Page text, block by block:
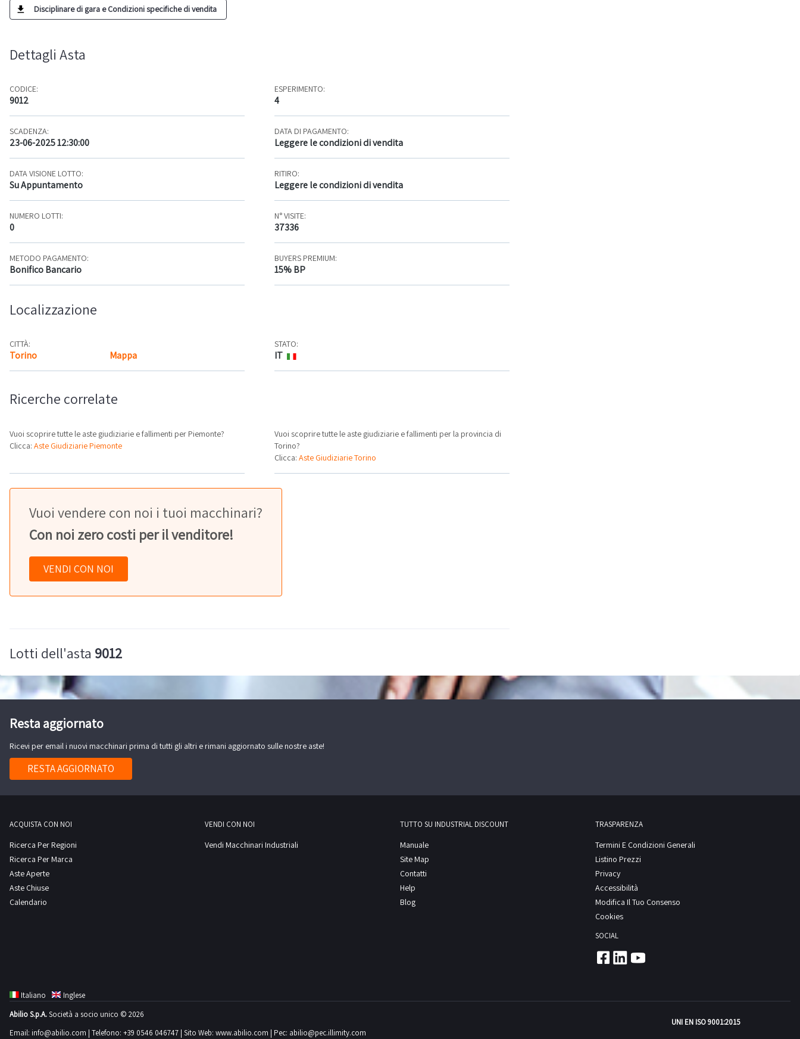
Disciplinare di gara e Condizioni specifiche di vendita
Dettagli Asta
CODICE:
9012
ESPERIMENTO:
4
SCADENZA:
23-06-2025 12:30:00
DATA DI PAGAMENTO:
Leggere le condizioni di vendita
DATA VISIONE LOTTO:
Su Appuntamento
RITIRO:
Leggere le condizioni di vendita
NUMERO LOTTI:
0
N° VISITE:
37336
METODO PAGAMENTO:
Bonifico Bancario
BUYERS PREMIUM:
15% BP
Localizzazione
CITTÀ:
Torino Mappa
STATO:
IT
Ricerche correlate
Vuoi scoprire tutte le aste giudiziarie e fallimenti per Piemonte?
Clicca: Aste Giudiziarie Piemonte
Vuoi scoprire tutte le aste giudiziarie e fallimenti per la provincia di
Torino?
Clicca:Aste Giudiziarie Torino
Vuoi vendere con noi i tuoi macchinari?
Con noi zero costi per il venditore!
VENDI CON NOI
Lotti dell'asta 9012
Resta aggiornato
Ricevi per email i nuovi macchinari prima di tutti gli altri e rimani aggiornato sulle nostre aste!
RESTA AGGIORNATO
ACQUISTA CON NOI
Ricerca Per Regioni
Ricerca Per Marca
Aste Aperte
Aste Chiuse
Calendario
VENDI CON NOI
Vendi Macchinari Industriali
TUTTO SU INDUSTRIAL DISCOUNT
Manuale
Site Map
Contatti
Help
Blog
TRASPARENZA
Termini E Condizioni Generali
Listino Prezzi
Privacy
Accessibilità
Modifica Il Tuo Consenso
Cookies
SOCIAL
Italiano
Inglese
Abilio S.p.A.Società a socio unico © 2026
Email: info@abilio.com | Telefono: +39 0546 046747 | Sito Web: www.abilio.com | Pec: abilio@pec.illimity.com
UNI EN ISO 9001:2015